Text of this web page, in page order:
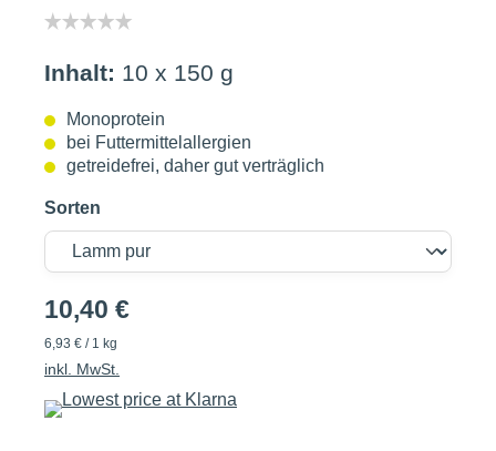
Inhalt: 10 x 150 g
Monoprotein
bei Futtermittelallergien
getreidefrei, daher gut verträglich
Sorten
10,40 €
6,93 € / 1 kg
inkl. MwSt.